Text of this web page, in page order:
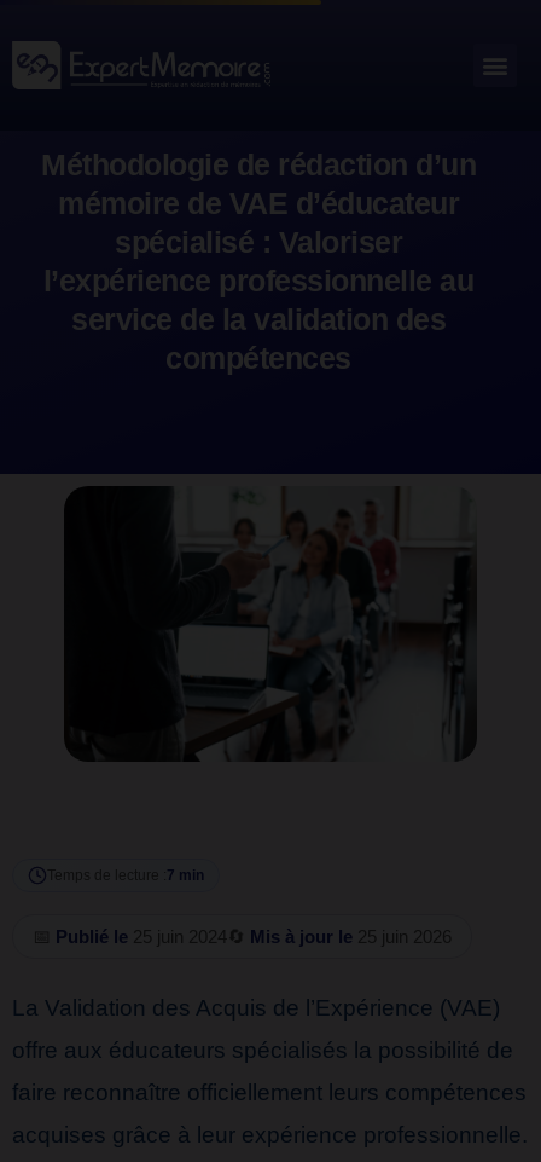
au
contenu
Méthodologie de rédaction d’un
mémoire de VAE d’éducateur
spécialisé : Valoriser
l’expérience professionnelle au
service de la validation des
compétences
Temps de lecture : 7 min
Publié le 25 juin 2024 🔄 Mis à jour le 25 juin 2026
La Validation des Acquis de l’Expérience (VAE)
offre aux éducateurs spécialisés la possibilité de
faire reconnaître officiellement leurs compétences
acquises grâce à leur expérience professionnelle.